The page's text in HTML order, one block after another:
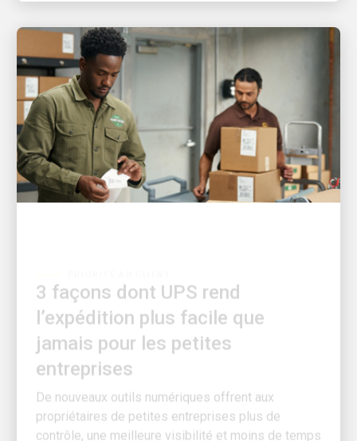
l’expédition plus facile que
jamais pour les petites
entreprises
De nouveaux outils numériques offrent aux
propriétaires de petites entreprises plus de
contrôle, une meilleure visibilité et moins de temps
consacré à la logistique